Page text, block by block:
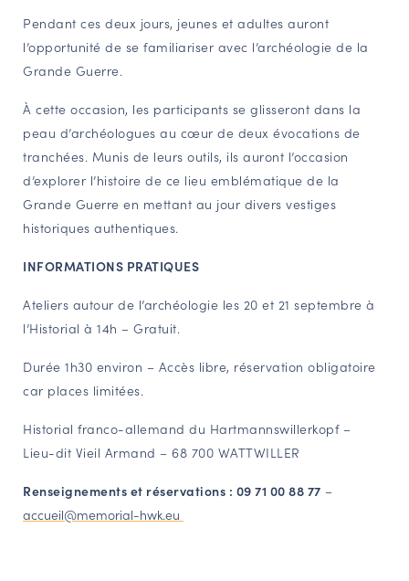
Service Inventaire et Patrimoines de la Région Grand Est
Responsables de structures
Étudiants & chercheurs
Pendant ces deux jours, jeunes et adultes auront
l’opportunité de se familiariser avec l’archéologie de la
Grande Guerre.
À cette occasion, les participants se glisseront dans la
peau d’archéologues au cœur de deux évocations de
tranchées. Munis de leurs outils, ils auront l’occasion
d’explorer l’histoire de ce lieu emblématique de la
Grande Guerre en mettant au jour divers vestiges
historiques authentiques.
INFORMATIONS PRATIQUES
Ateliers autour de l’archéologie les 20 et 21 septembre à
l’Historial à 14h – Gratuit.
Durée 1h30 environ – Accès libre, réservation obligatoire
car places limitées.
Historial franco-allemand du Hartmannswillerkopf –
Lieu-dit Vieil Armand – 68 700 WATTWILLER
Renseignements et réservations : 09 71 00 88 77 –
accueil@memorial-hwk.eu